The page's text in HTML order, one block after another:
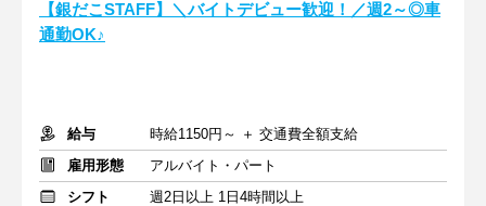
【銀だこSTAFF】＼バイトデビュー歓迎！／週2～◎車
通勤OK♪
給与
時給1150円～ ＋ 交通費全額支給
雇用形態
アルバイト・パート
シフト
週2日以上 1日4時間以上